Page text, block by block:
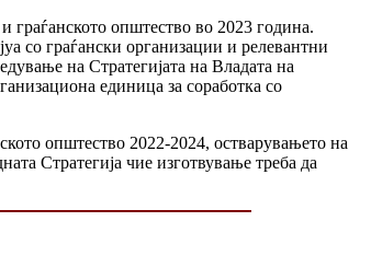
граѓанското општество во 2023 година.
со граѓански организации и релевантни
на Стратегијата на Владата на
единица за соработка со
општество 2022-2024, остварувањето на
Стратегија чие изготвување треба да